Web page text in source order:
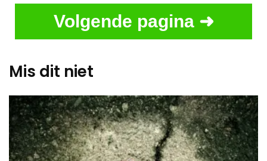
Volgende pagina ➜
Mis dit niet